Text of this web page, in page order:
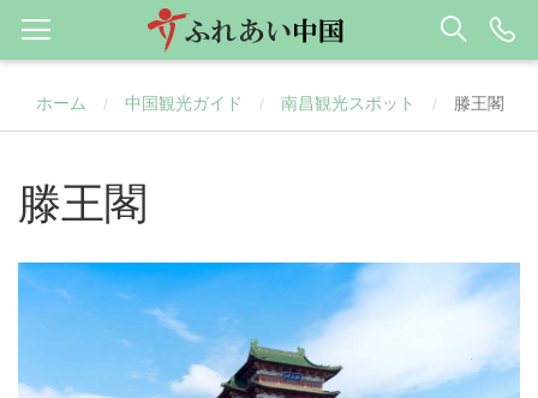
ホーム / 中国観光ガイド / 南昌観光スポット / 滕王閣
滕王閣